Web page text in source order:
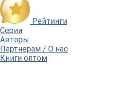
Рейтинги
Серии
Авторы
Партнерам / О нас
Книги оптом